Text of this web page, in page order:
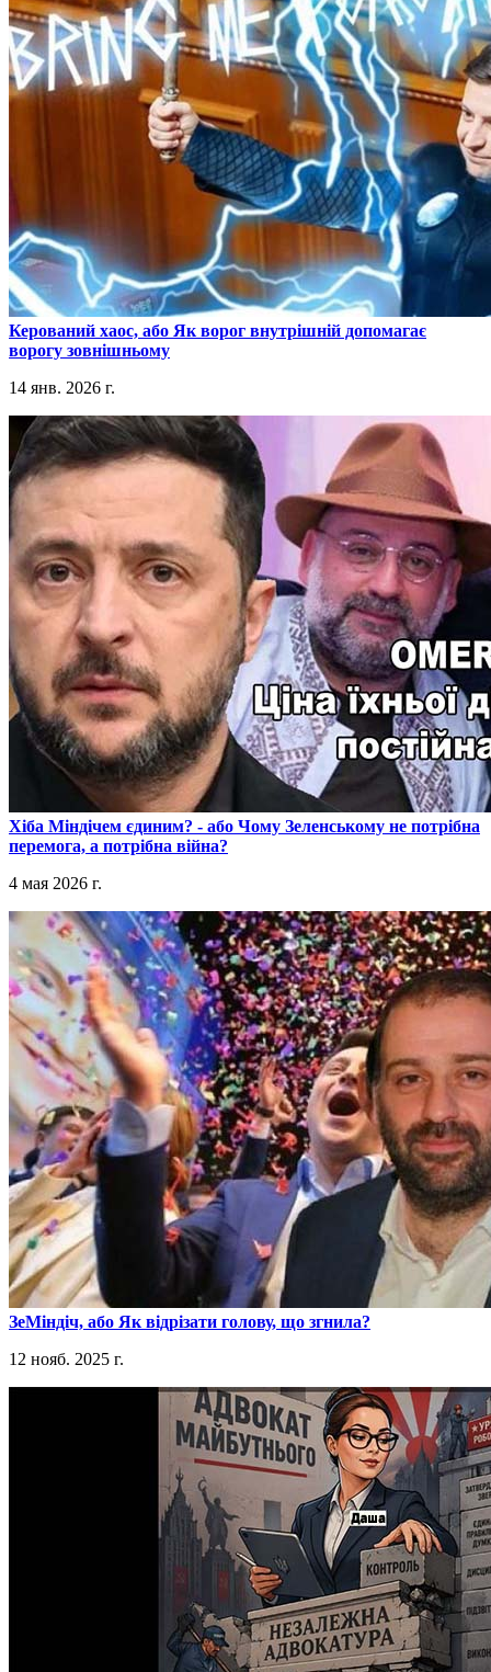
​Керований хаос, або Як ворог внутрішній допомагає
ворогу зовнішньому
14 янв. 2026 г.
​Хіба Міндічем єдиним? - або Чому Зеленському не потрібна
перемога, а потрібна війна?
4 мая 2026 г.
​ЗеМіндіч, або Як відрізати голову, що згнила?
12 нояб. 2025 г.